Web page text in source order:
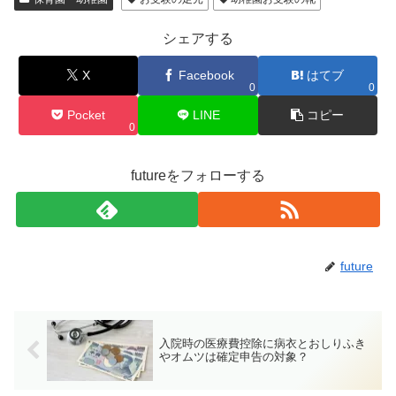
シェアする
X Facebook
0
はてブ
0
Pocket
0
LINE コピー
futureをフォローする
future
入院時の医療費控除に病衣とおしりふき
やオムツは確定申告の対象？